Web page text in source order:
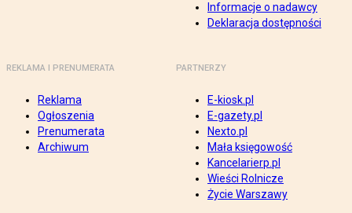
Informacje o nadawcy
Deklaracja dostępności
REKLAMA I PRENUMERATA
Reklama
Ogłoszenia
Prenumerata
Archiwum
PARTNERZY
E-kiosk.pl
E-gazety.pl
Nexto.pl
Mała księgowość
Kancelarierp.pl
Wieści Rolnicze
Życie Warszawy